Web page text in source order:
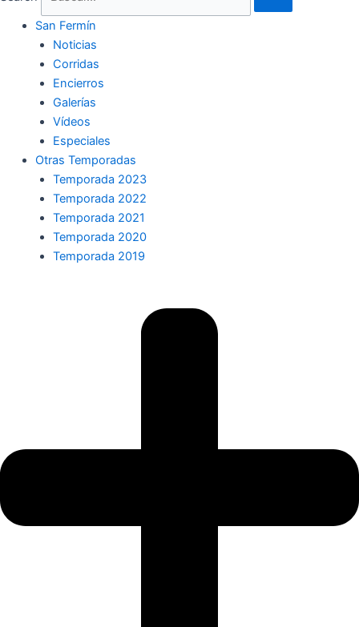
San Fermín
Noticias
Corridas
Encierros
Galerías
Vídeos
Especiales
Otras Temporadas
Temporada 2023
Temporada 2022
Temporada 2021
Temporada 2020
Temporada 2019